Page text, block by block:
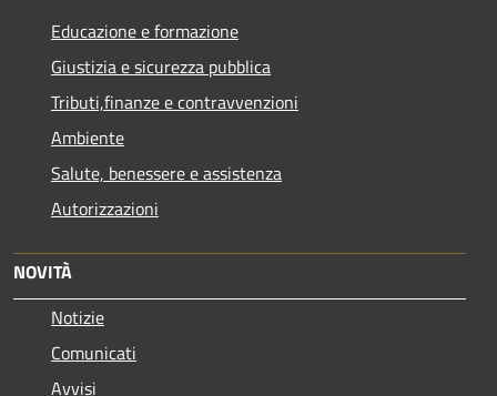
Educazione e formazione
Giustizia e sicurezza pubblica
Tributi,finanze e contravvenzioni
Ambiente
Salute, benessere e assistenza
Autorizzazioni
NOVITÀ
Notizie
Comunicati
Avvisi